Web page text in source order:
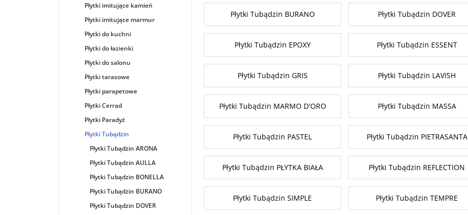
Płytki Tubądzin BURANO Płytki Tubądzin DOVER
Płytki Tubądzin EPOXY Płytki Tubądzin ESSENT
Płytki Tubądzin GRIS Płytki Tubądzin LAVISH
Płytki Tubądzin MARMO D'ORO Płytki Tubądzin MASSA
Płytki Tubądzin PASTEL Płytki Tubądzin PIETRASANTA
Płytki Tubądzin PŁYTKA BIAŁA Płytki Tubądzin REFLECTION
Płytki Tubądzin SIMPLE Płytki Tubądzin TEMPRE
Płytki imitujące kamień
Płytki imitujące marmur
Płytki do kuchni
Płytki do łazienki
Płytki do salonu
Płytki tarasowe
Płytki parapetowe
Płytki Cerrad
Płytki Paradyż
Płytki Tubądzin
Płytki Tubądzin ARONA
Płytki Tubądzin AULLA
Płytki Tubądzin BONELLA
Płytki Tubądzin BURANO
Płytki Tubądzin DOVER